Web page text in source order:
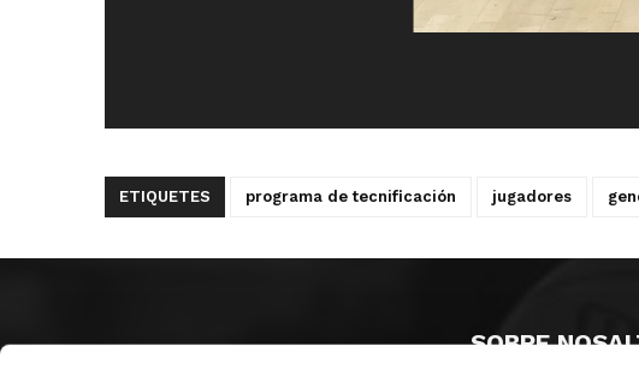
ETIQUETES programa de tecnificación jugadores
SOBRE